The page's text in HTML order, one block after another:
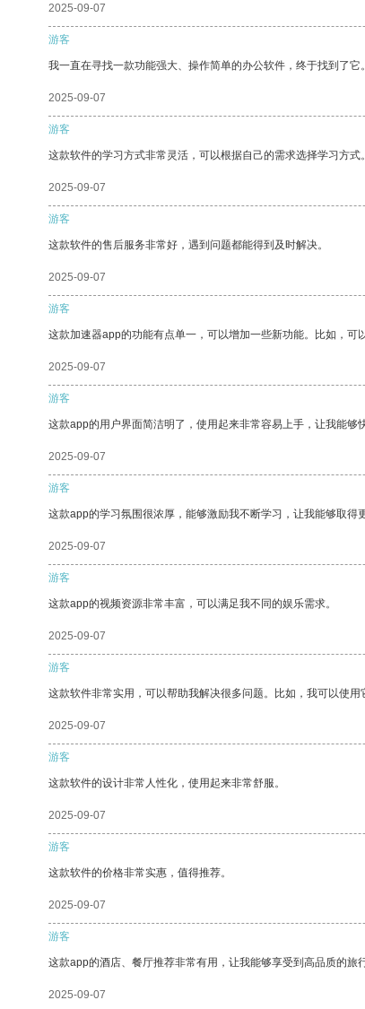
2025-09-07
游客
我一直在寻找一款功能强大、操作简单的办公软件，终于找到了
2025-09-07
游客
这款软件的学习方式非常灵活，可以根据自己的需求选择学习方式。
2025-09-07
游客
这款软件的售后服务非常好，遇到问题都能得到及时解决。
2025-09-07
游客
这款加速器app的功能有点单一，可以增加一些新功能。比如，可
2025-09-07
游客
这款app的用户界面简洁明了，使用起来非常容易上手，让我能够
2025-09-07
游客
这款app的学习氛围很浓厚，能够激励我不断学习，让我能够取得
2025-09-07
游客
这款app的视频资源非常丰富，可以满足我不同的娱乐需求。
2025-09-07
游客
这款软件非常实用，可以帮助我解决很多问题。比如，我可以使用
2025-09-07
游客
这款软件的设计非常人性化，使用起来非常舒服。
2025-09-07
游客
这款软件的价格非常实惠，值得推荐。
2025-09-07
游客
这款app的酒店、餐厅推荐非常有用，让我能够享受到高品质的旅
2025-09-07